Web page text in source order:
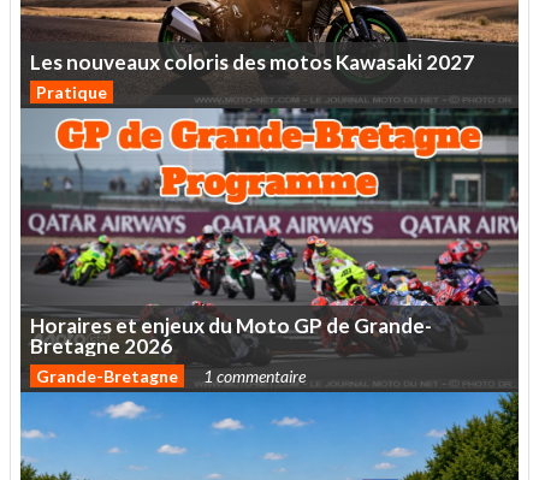
LesnouveauxcolorisdesmotosKawasaki2027
Pratique
HorairesetenjeuxduMotoGPdeGrande-
Bretagne 2026
Grande-Bretagne 1 commentaire